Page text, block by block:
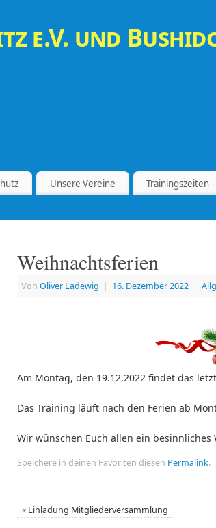
e.V. und
Unsere Vereine Trainingszeiten
Weihnachtsferien
Von Oliver Ladewig | 16. Dezember 2022 |
Am Montag, den 19.12.2022 findet das
Das Training läuft nach den Ferien ab
Wir wünschen Euch allen ein
Speichere in deinen Favoriten diesen Permalink.
« Einladung Mitgliederversammlung